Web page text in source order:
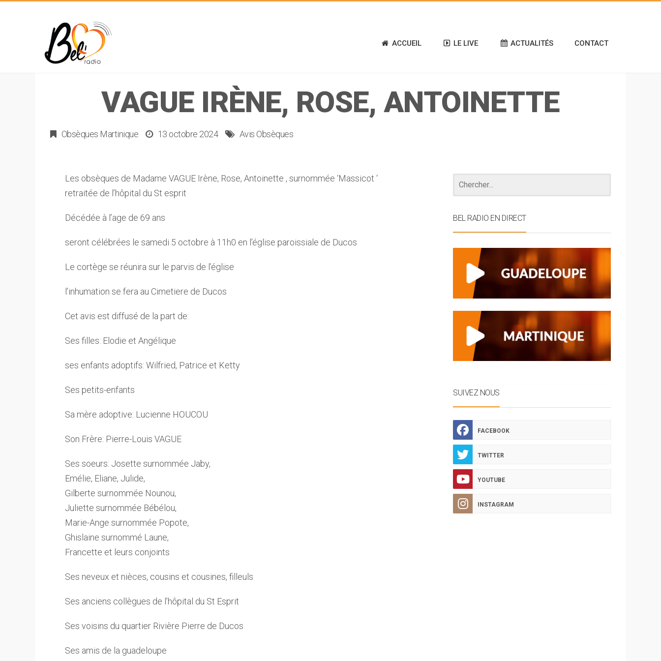
ACCUEIL LE LIVE ACTUALITÉS CONTACT
VAGUE IRÈNE, ROSE, ANTOINETTE
Obsèques Martinique 13 octobre 2024 Avis Obsèques
Les obsèques de Madame VAGUE Irène, Rose, Antoinette , surnommée ‘Massicot ‘
retraitée de l’hôpital du St esprit
Décédée à l’age de 69 ans
seront célébrées le samedi 5 octobre à 11h0 en l’église paroissiale de Ducos
Le cortège se réunira sur le parvis de l’église
l’inhumation se fera au Cimetiere de Ducos
Cet avis est diffusé de la part de:
Ses filles: Elodie et Angélique
ses enfants adoptifs: Wilfried, Patrice et Ketty
Ses petits-enfants
Sa mère adoptive: Lucienne HOUCOU
Son Frère: Pierre-Louis VAGUE
Ses soeurs: Josette surnommée Jaby,
Emélie, Eliane, Julide,
Gilberte surnommée Nounou,
Juliette surnommée Bébélou,
Marie-Ange surnommée Popote,
Ghislaine surnommé Laune,
Francette et leurs conjoints
Ses neveux et nièces, cousins et cousines, filleuls
Ses anciens collègues de l’hôpital du St Esprit
Ses voisins du quartier Rivière Pierre de Ducos
Ses amis de la guadeloupe
BEL RADIO EN DIRECT
SUIVEZ NOUS
FACEBOOK
TWITTER
YOUTUBE
INSTAGRAM